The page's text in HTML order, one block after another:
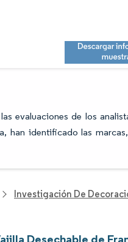
DE
evaluaciones de los
han identificado las
Investigación De
Desechable de